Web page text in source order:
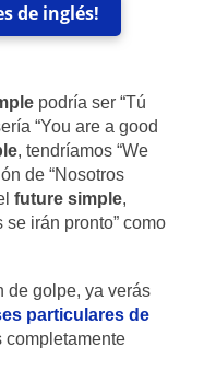
de inglés!
podría ser “Tú
“You are a good
, tendríamos “We
de “Nosotros
future simple,
irán pronto” como
de golpe, ya verás
particulares de
completamente